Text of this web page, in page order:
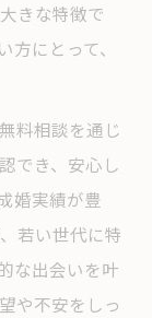
きな特徴で
にとって、
料相談を通じ
でき、安心し
婚実績が豊
若い世代に特
な出会いを叶
や不安をしっ